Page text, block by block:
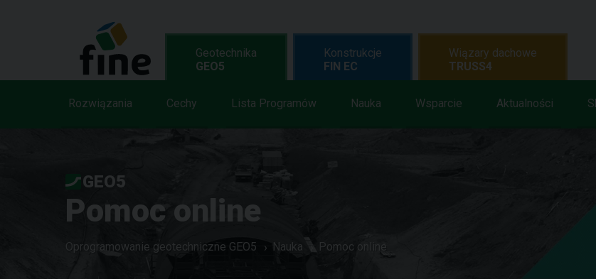
Geotechnika
GEO5
Rozwiązania Cechy Lista Programów Nauka Wsparcie Aktualności
Konstrukcje
FIN EC
Wiązary dachowe
TRUSS4
GEO5
Pomoc online
Oprogramowanie geotechniczne GEO5 Nauka Pomoc online